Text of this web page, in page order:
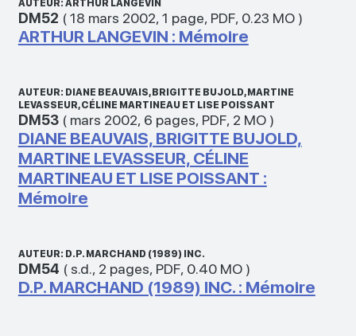
AUTEUR: ARTHUR LANGEVIN
DM52 (18 mars 2002, 1 page, PDF, 0.23 MO)
ARTHUR LANGEVIN : Mémoire
AUTEUR: DIANE BEAUVAIS, BRIGITTE BUJOLD, MARTINE
LEVASSEUR, CÉLINE MARTINEAU ET LISE POISSANT
DM53( mars 2002, 6 pages, PDF, 2 MO)
DIANE BEAUVAIS, BRIGITTE BUJOLD,
MARTINE LEVASSEUR, CÉLINE
MARTINEAU ET LISE POISSANT :
Mémoire
AUTEUR: D.P. MARCHAND (1989) INC.
DM54 ( s.d., 2 pages, PDF, 0.40 MO)
D.P. MARCHAND (1989) INC. : Mémoire